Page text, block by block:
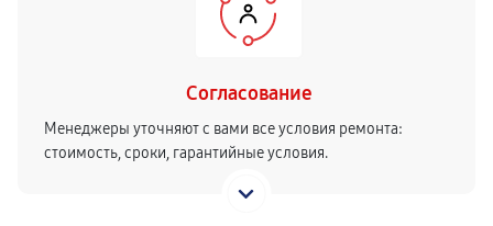
Согласование
Менеджеры уточняют с вами все условия ремонта:
стоимость, сроки, гарантийные условия.